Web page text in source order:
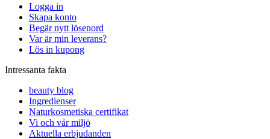
Logga in
Skapa konto
Begär nytt lösenord
Var är min leverans?
Lös in kupong
Intressanta fakta
beauty blog
Ingredienser
Naturkosmetiska certifikat
Vi och vår miljö
Aktuella erbjudanden